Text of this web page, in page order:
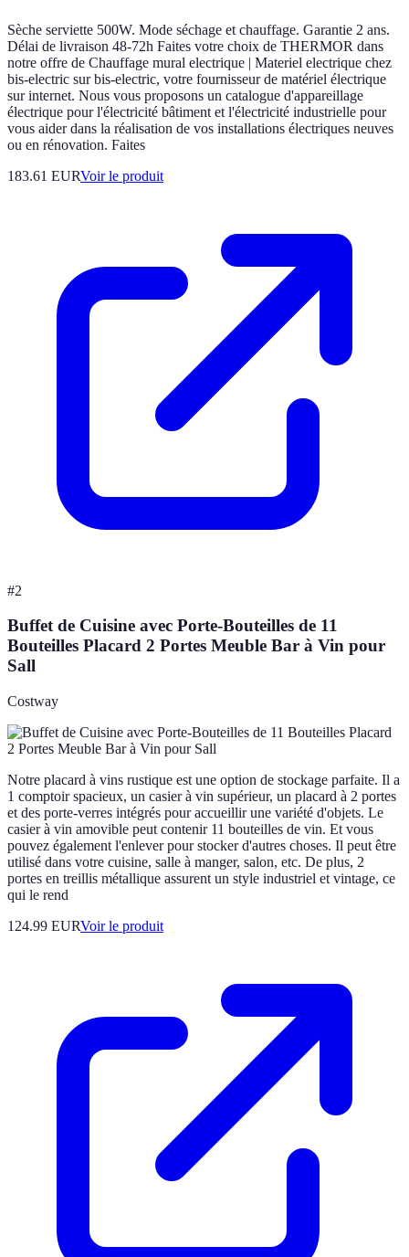
Sèche serviette 500W. Mode séchage et chauffage. Garantie 2 ans.
Délai de livraison 48-72h Faites votre choix de THERMOR dans
notre offre de Chauffage mural electrique | Materiel electrique chez
bis-electric sur bis-electric, votre fournisseur de matériel électrique
sur internet. Nous vous proposons un catalogue d'appareillage
électrique pour l'électricité bâtiment et l'électricité industrielle pour
vous aider dans la réalisation de vos installations électriques neuves
ou en rénovation. Faites
183.61 EURVoir le produit
#2
Buffet de Cuisine avec Porte-Bouteilles de 11
Bouteilles Placard 2 Portes Meuble Bar à Vin pour
Sall
Costway
Notre placard à vins rustique est une option de stockage parfaite. Il a
1 comptoir spacieux, un casier à vin supérieur, un placard à 2 portes
et des porte-verres intégrés pour accueillir une variété d'objets. Le
casier à vin amovible peut contenir 11 bouteilles de vin. Et vous
pouvez également l'enlever pour stocker d'autres choses. Il peut être
utilisé dans votre cuisine, salle à manger, salon, etc. De plus, 2
portes en treillis métallique assurent un style industriel et vintage, ce
qui le rend
124.99 EURVoir le produit